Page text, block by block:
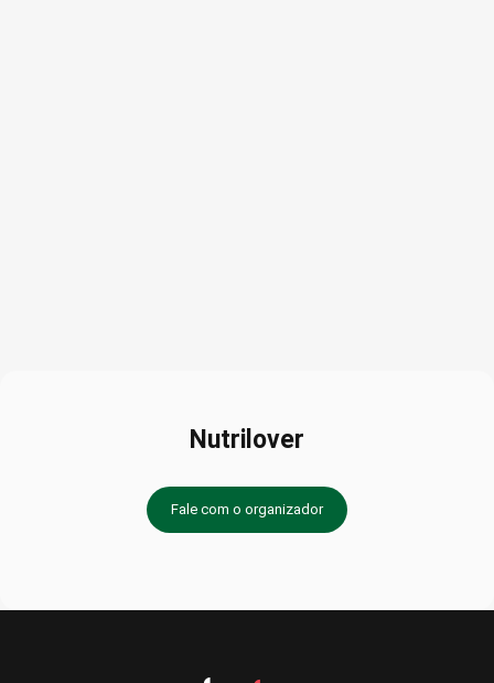
Nutrilover
Fale com o organizador